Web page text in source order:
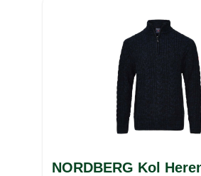
NORDBERG Kol